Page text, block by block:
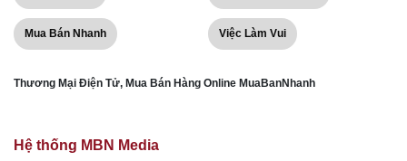
Mua Bán Nhanh Việc Làm Vui
Thương Mại Điện Tử, Mua Bán Hàng Online MuaBanNhanh
Hệ thống MBN Media